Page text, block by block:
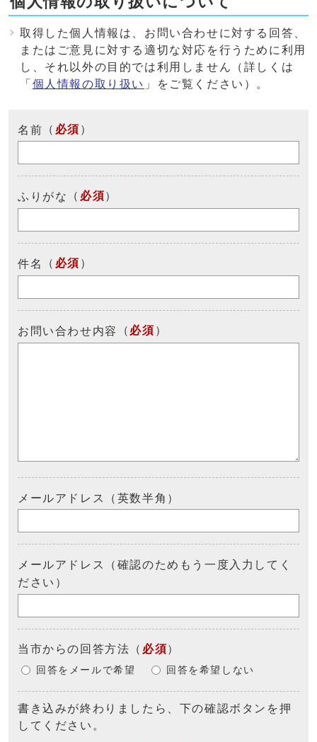
取得した個人情報は、お問い合わせに対する回答、
またはご意見に対する適切な対応を行うために利用
し、それ以外の目的では利用しません（詳しくは
「 個人情報の取り扱い 」をご覧ください）。
名前 （ 必須 ）
ふりがな （ 必須）
件名 （ 必須 ）
お問い合わせ内容 （ 必須 ）
メールアドレス（英数半角）
メールアドレス（確認のためもう一度入力してく
ださい）
当市からの回答方法 （ 必須）
回答をメールで希望 回答を希望しない
書き込みが終わりましたら、下の確認ボタンを押
してください。